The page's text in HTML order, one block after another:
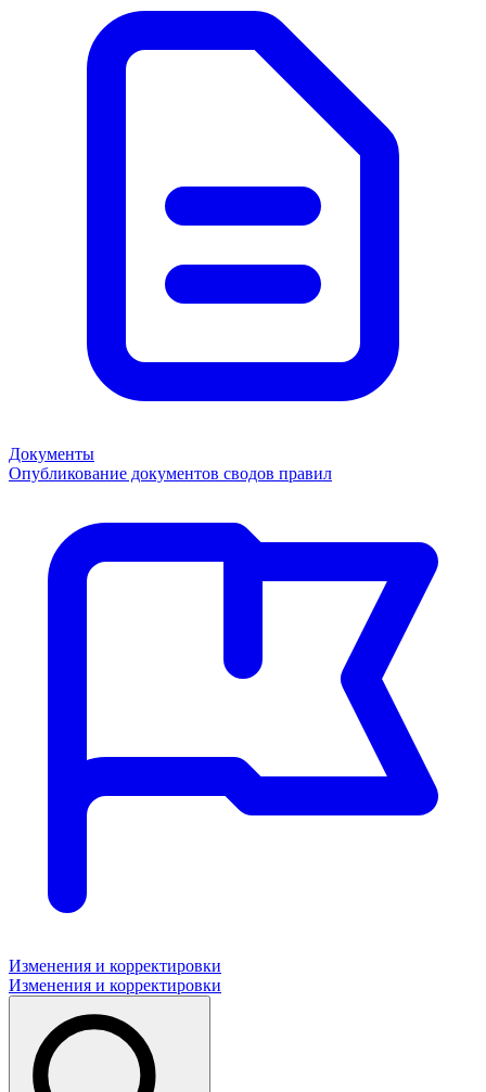
Документы
Опубликование документов сводов правил
Изменения и корректировки
Изменения и корректировки